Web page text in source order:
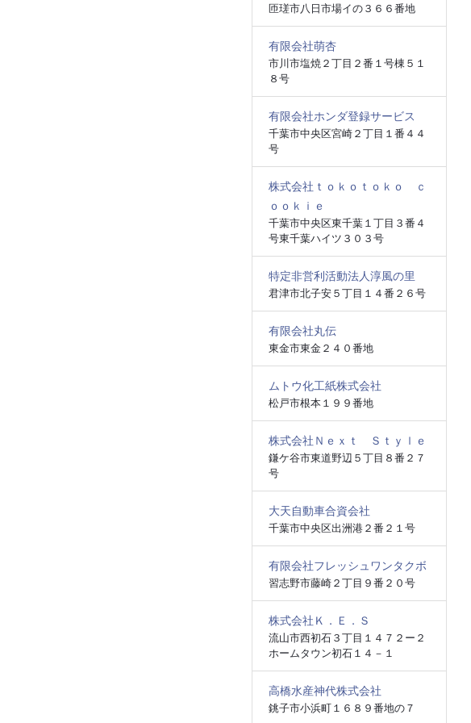
匝瑳市八日市場イの３６６番地
有限会社萌杏
市川市塩焼２丁目２番１号棟５１
８号
有限会社ホンダ登録サービス
千葉市中央区宮崎２丁目１番４４
号
株式会社ｔｏｋｏｔｏｋｏ ｃ
ｏｏｋｉｅ
千葉市中央区東千葉１丁目３番４
号東千葉ハイツ３０３号
特定非営利活動法人淳風の里
君津市北子安５丁目１４番２６号
有限会社丸伝
東金市東金２４０番地
ムトウ化工紙株式会社
松戸市根本１９９番地
株式会社Ｎｅｘｔ Ｓｔｙｌｅ
鎌ケ谷市東道野辺５丁目８番２７
号
大天自動車合資会社
千葉市中央区出洲港２番２１号
有限会社フレッシュワンタクボ
習志野市藤崎２丁目９番２０号
株式会社Ｋ．Ｅ．Ｓ
流山市西初石３丁目１４７２ー２
ホームタウン初石１４－１
高橋水産神代株式会社
銚子市小浜町１６８９番地の７